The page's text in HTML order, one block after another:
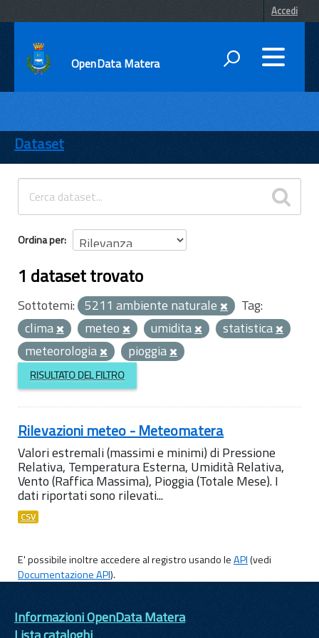
Accedi
OpenData Matera
ENTI
TEMI
INFORMAZIONI
Dataset
Ordina per
1 dataset trovato
Sottotemi: 5211 ambiente naturale
Tag:
clima
meteo umidita
statistica
meteorologia
pioggia
RISULTATO DEL FILTRO
Rilevazioni meteo - Meteomatera
Valori estremali (massimi e minimi) di Pressione
Relativa, Temperatura Esterna, Umidità Relativa,
Vento (Raffica Massima), Pioggia (Totale Mese). I
dati riportati sono rilevati...
CSV
E' possibile inoltre accedere al registro usando leAPI(vedi
Documentazione API).
Informazioni OpenData Matera